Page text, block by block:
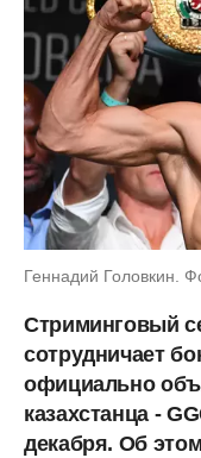
Геннадий Головкин.
Стриминговый
сотрудничает
официально
казахстанца -
декабря. Об